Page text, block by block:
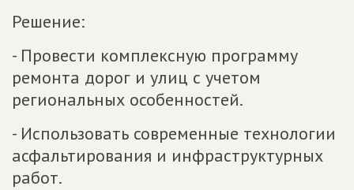
Решение:
- Провести комплексную программу
ремонта дорог и улиц с учетом
региональных особенностей.
- Использовать современные технологии
асфальтирования и инфраструктурных
работ.